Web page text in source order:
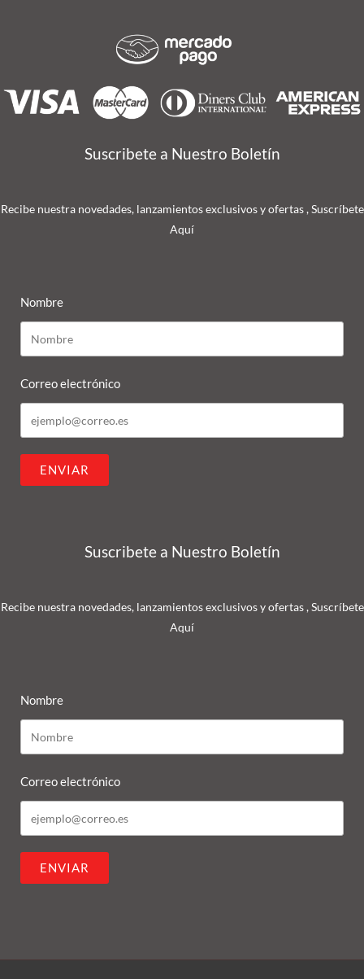
Suscribete a Nuestro Boletín
Recibe nuestra novedades, lanzamientos exclusivos y ofertas , Suscríbete
Aquí
Nombre
Correo electrónico
ENVIAR
Suscribete a Nuestro Boletín
Recibe nuestra novedades, lanzamientos exclusivos y ofertas , Suscríbete
Aquí
Nombre
Correo electrónico
ENVIAR